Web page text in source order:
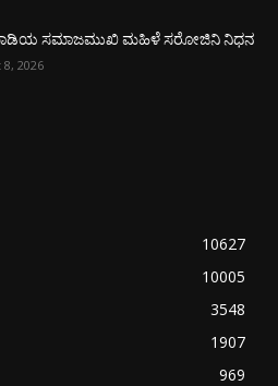
ಸಮಾಜಮುಖಿ ಮಹಿಳೆ ಸರೋಜಿನಿ ನಿಧನ
8, 2026
10627
10005
3548
1907
969